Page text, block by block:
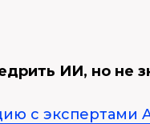
ИИ, но не
с экспертами